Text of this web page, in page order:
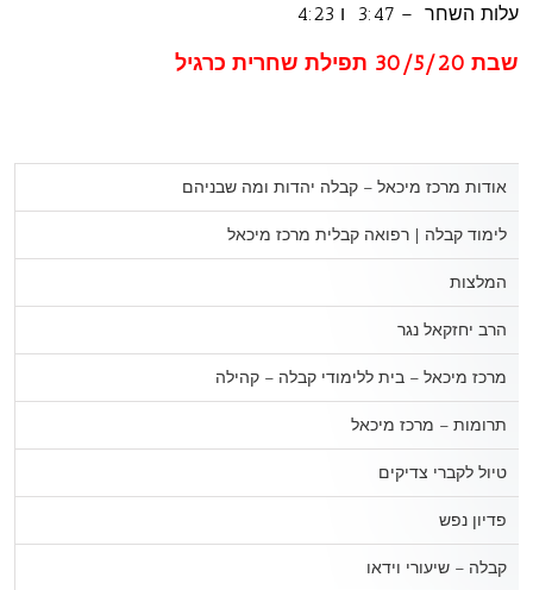
עלות השחר – 3:47 ו 4:23
שבת 30/5/20 תפילת שחרית כרגיל
אודות מרכז מיכאל – קבלה יהדות ומה שבניהם
לימוד קבלה | רפואה קבלית מרכז מיכאל
המלצות
הרב יחזקאל נגר
מרכז מיכאל – בית ללימודי קבלה – קהילה
תרומות – מרכז מיכאל
טיול לקברי צדיקים
פדיון נפש
קבלה – שיעורי וידאו